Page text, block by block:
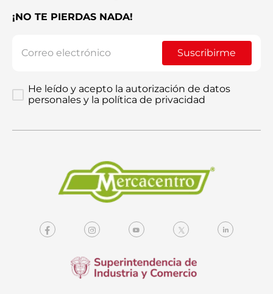
¡NO TE PIERDAS NADA!
Suscribirme
He leído y acepto la autorización de datos
personales y la política de privacidad